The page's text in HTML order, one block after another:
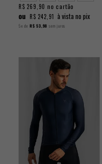
R$ 269,90 no cartão
ou R$ 242,91 à vista no pix
5x de R$ 53,98 sem juros